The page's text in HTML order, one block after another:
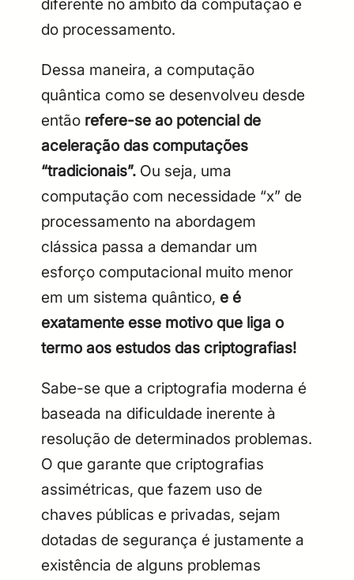
do processamento.
Dessa maneira, a computação
quântica como se desenvolveu desde
então refere-se ao potencial de
aceleração das computações
“tradicionais”. Ou seja, uma
computação com necessidade “x” de
processamento na abordagem
clássica passa a demandar um
esforço computacional muito menor
em um sistema quântico, e é
exatamente esse motivo que liga o
termo aos estudos das criptografias!
Sabe-se que a criptografia moderna é
baseada na dificuldade inerente à
resolução de determinados problemas.
O que garante que criptografias
assimétricas, que fazem uso de
chaves públicas e privadas, sejam
dotadas de segurança é justamente a
existência de alguns problemas